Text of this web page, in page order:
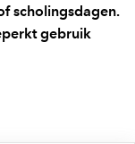
scholingsdagen.
gebruik